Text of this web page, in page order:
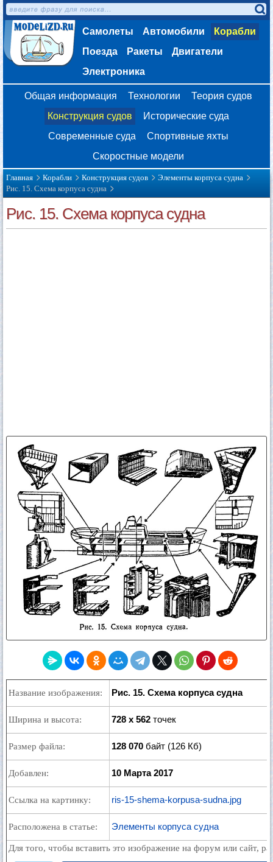
Самолеты Автомобили
Корабли
Поезда
Ракеты
Двигатели
Электроника
Общая информация Технологии
Теория судов
Конструкция судов
Исторические суда
Современные суда
Спортивные яхты
Скоростные модели
Главная Корабли Конструкция судов
Элементы корпуса судна
Рис. 15. Схема корпуса судна
Рис. 15. Схема корпуса судна
Название изображения: Рис. 15. Схема корпуса судна
Ширина и высота: 728 x 562 точек
Размер файла: 128 070 байт (126 Кб)
Добавлен: 10 Марта 2017
Ссылка на картинку: ris-15-shema-korpusa-sudna.jpg
Расположена в статье: Элементы корпуса судна
Для того, чтобы вставить это изображение на форум или сайт,